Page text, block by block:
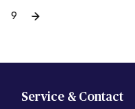
9
Service & Contact